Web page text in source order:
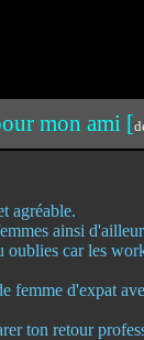
mon ami [
agréable.
ainsi
car les
femme d'expat
ton retour